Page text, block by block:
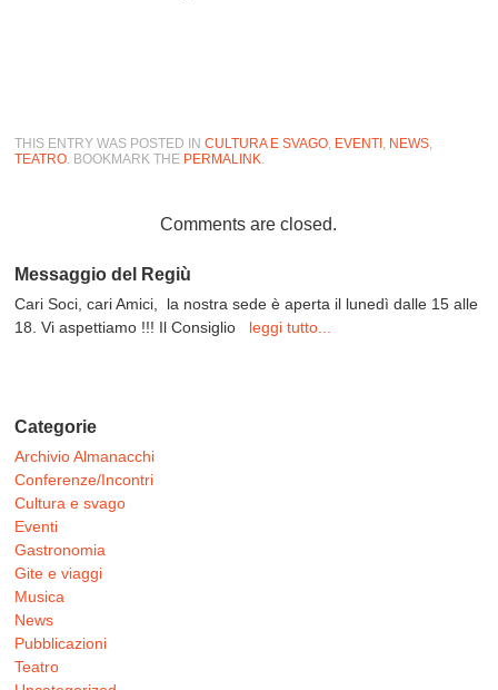
THIS ENTRY WAS POSTED INCULTURA E SVAGO, EVENTI , NEWS,
TEATRO. BOOKMARK THE PERMALINK.
Comments are closed.
Messaggio del Regiù
Cari Soci, cari Amici, la nostra sede è aperta il lunedì dalle 15 alle
18. Vi aspettiamo !!! Il Consiglio leggi tutto...
Categorie
Archivio Almanacchi
Conferenze/Incontri
Cultura e svago
Eventi
Gastronomia
Gite e viaggi
Musica
News
Pubblicazioni
Teatro